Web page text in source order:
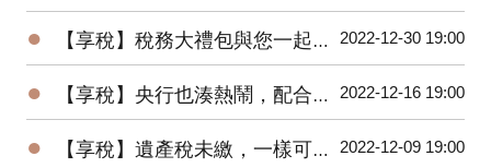
● 【享稅】稅務大禮包與您一起邁向2023年 2022-12-30 19:00
● 【享稅】央行也湊熱鬧，配合”漲”聲，升息半碼 2022-12-16 19:00
● 【享稅】遺產稅未繳，一樣可以辦繼承？ 2022-12-09 19:00